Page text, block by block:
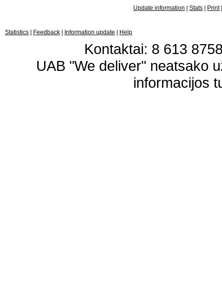
Update information Stats Print
Statistics Feedback Information update Help
Kontaktai: 8 613
UAB "We deliver" neatsako
informacijos